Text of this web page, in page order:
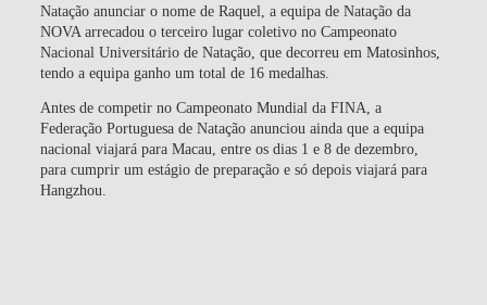
Natação anunciar o nome de Raquel, a equipa de Natação da
NOVA arrecadou o terceiro lugar coletivo no Campeonato
Nacional Universitário de Natação, que decorreu em Matosinhos,
tendo a equipa ganho um total de 16 medalhas.
Antes de competir no Campeonato Mundial da FINA, a
Federação Portuguesa de Natação anunciou ainda que a equipa
nacional viajará para Macau, entre os dias 1 e 8 de dezembro,
para cumprir um estágio de preparação e só depois viajará para
Hangzhou.